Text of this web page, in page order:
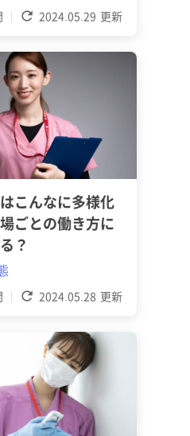
2024.05.29 更新
2024.05.28 更新
こんなに多様化
ごとの働き方に
？